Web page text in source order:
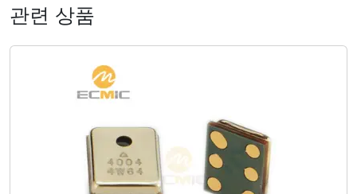
관련 상품